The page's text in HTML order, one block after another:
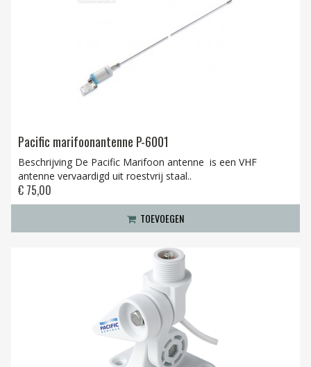
Pacific marifoonantenne P-6001
Beschrijving De Pacific Marifoon antenne is een VHF
antenne vervaardigd uit roestvrij staal..
€ 75,00
TOEVOEGEN